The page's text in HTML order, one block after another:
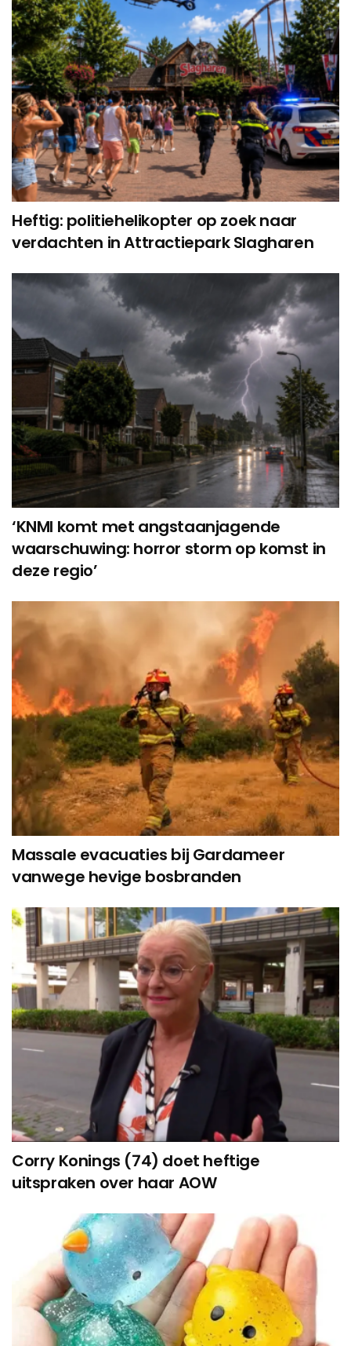
Heftig: politiehelikopter op zoek naar
verdachten in Attractiepark Slagharen
‘KNMI komt met angstaanjagende
waarschuwing: horror storm op komst in
deze regio’
Massale evacuaties bij Gardameer
vanwege hevige bosbranden
Corry Konings (74) doet heftige
uitspraken over haar AOW